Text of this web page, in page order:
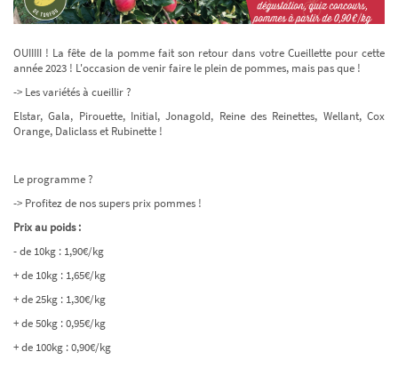
OUIIIII ! La fête de la pomme fait son retour dans votre Cueillette pour cette
année 2023 ! L'occasion de venir faire le plein de pommes, mais pas que !
-> Les variétés à cueillir ?
Elstar, Gala, Pirouette, Initial, Jonagold, Reine des Reinettes, Wellant, Cox
Orange, Daliclass et Rubinette !
Le programme ?
-> Profitez de nos supers prix pommes !
Prix au poids :
- de 10kg : 1,90€/kg
+ de 10kg : 1,65€/kg
+ de 25kg : 1,30€/kg
+ de 50kg : 0,95€/kg
+ de 100kg : 0,90€/kg